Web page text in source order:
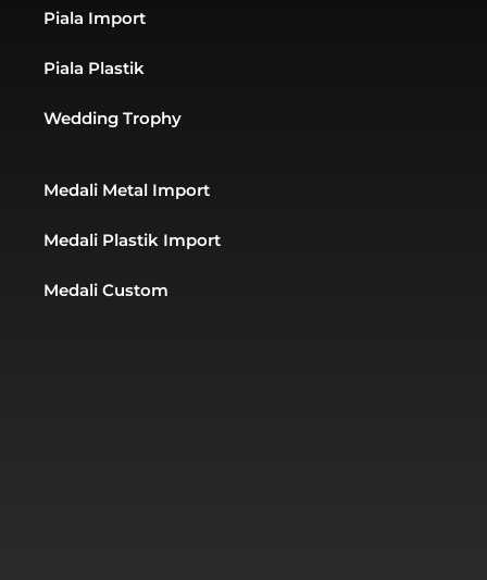
Piala Import
Piala Plastik
Wedding Trophy
Medali Metal Import
Medali Plastik Import
Medali Custom